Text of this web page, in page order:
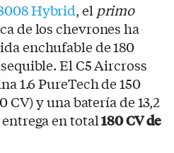
Hybrid, el primo
de los chevrones ha
enchufable de 180
El C5 Aircross
1.6 PureTech de 150
CV) y una batería de 13,2
en total180 CV de